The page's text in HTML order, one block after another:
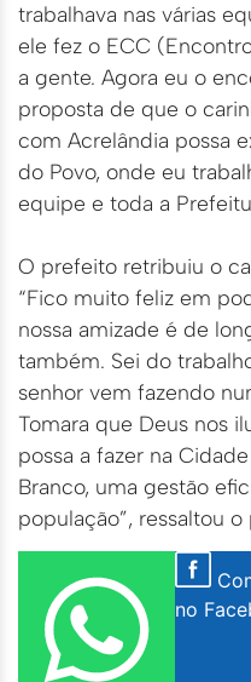
trabalhava nas várias
ele fez o ECC
a gente. Agora eu o
proposta de que o
com Acrelândia possa
do Povo, onde eu
equipe e toda a
O prefeito retribuiu o
“Fico muito feliz em
nossa amizade é de
também. Sei do
senhor vem fazendo
Tomara que Deus nos
possa a fazer na
Branco, uma gestão
população”, ressaltou
no